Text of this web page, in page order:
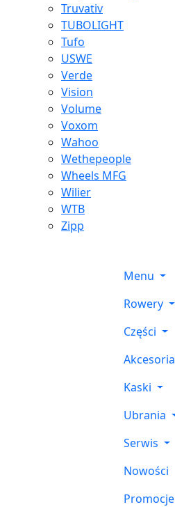
Truvativ
TUBOLIGHT
Tufo
USWE
Verde
Vision
Volume
Voxom
Wahoo
Wethepeople
Wheels MFG
Wilier
WTB
Zipp
Menu
Rowery
Części
Akcesoria
Kaski
Ubrania
Serwis
Nowości
Promocje